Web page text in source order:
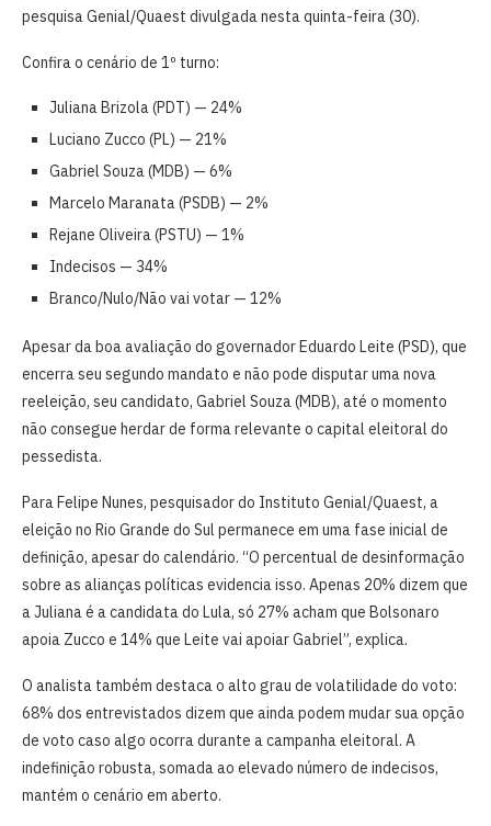
pesquisa Genial/Quaest divulgada nesta quinta-feira (30).
Confira o cenário de 1º turno:
Juliana Brizola (PDT) — 24%
Luciano Zucco (PL) — 21%
Gabriel Souza (MDB) — 6%
Marcelo Maranata (PSDB) — 2%
Rejane Oliveira (PSTU) — 1%
Indecisos — 34%
Branco/Nulo/Não vai votar — 12%
Apesar da boa avaliação do governador Eduardo Leite (PSD), que
encerra seu segundo mandato e não pode disputar uma nova
reeleição, seu candidato, Gabriel Souza (MDB), até o momento
não consegue herdar de forma relevante o capital eleitoral do
pessedista.
Para Felipe Nunes, pesquisador do Instituto Genial/Quaest, a
eleição no Rio Grande do Sul permanece em uma fase inicial de
definição, apesar do calendário. “O percentual de desinformação
sobre as alianças políticas evidencia isso. Apenas 20% dizem que
a Juliana é a candidata do Lula, só 27% acham que Bolsonaro
apoia Zucco e 14% que Leite vai apoiar Gabriel”, explica.
O analista também destaca o alto grau de volatilidade do voto:
68% dos entrevistados dizem que ainda podem mudar sua opção
de voto caso algo ocorra durante a campanha eleitoral. A
indefinição robusta, somada ao elevado número de indecisos,
mantém o cenário em aberto.